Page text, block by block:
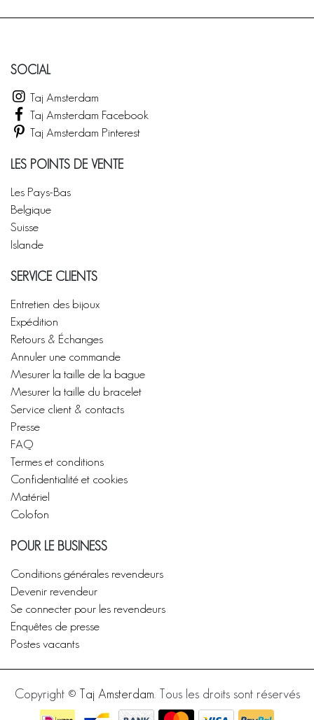
SOCIAL
Taj Amsterdam
Taj Amsterdam Facebook
Taj Amsterdam Pinterest
LES POINTS DE VENTE
Les Pays-Bas
Belgique
Suisse
Islande
SERVICE CLIENTS
Entretien des bijoux
Expédition
Retours & Échanges
Annuler une commande
Mesurer la taille de la bague
Mesurer la taille du bracelet
Service client & contacts
Presse
FAQ
Termes et conditions
Confidentialité et cookies
Matériel
Colofon
POUR LE BUSINESS
Conditions générales revendeurs
Devenir revendeur
Se connecter pour les revendeurs
Enquêtes de presse
Postes vacants
Copyright © Taj Amsterdam . Tous les droits sont réservés